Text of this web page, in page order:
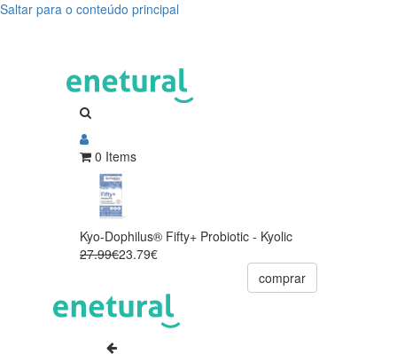
Saltar para o conteúdo principal
0 Items
Kyo-Dophilus® Fifty+ Probiotic - Kyolic
27.99€23.79€
comprar